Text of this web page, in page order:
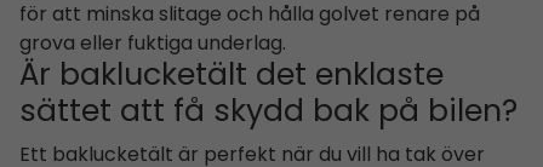
för att minska slitage och hålla golvet renare på
grova eller fuktiga underlag.
Är baklucketält det enklaste
sättet att få skydd bak på bilen?
Ett baklucketält är perfekt när du vill ha tak över